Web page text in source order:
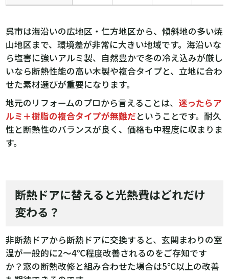
呉市は海沿いの広地区・仁方地区から、傾斜地の多い焼
山地区まで、環境差が非常に大きい地域です。海沿いな
ら塩害に強いアルミ製、自然豊かで冬の冷え込みが厳し
いなら断熱性能の高い木製や複合タイプと、立地に合わ
せた素材選びが重要になります。
地元のリフォームのプロから言えることは、迷ったらア
ルミ＋樹脂の複合タイプが無難だということです。耐久
性と断熱性のバランスが良く、価格も中程度に収まりま
す。
断熱ドアに替えると光熱費はどれだけ
変わる？
非断熱ドアから断熱ドアに交換すると、玄関まわりの室
温が一般的に2〜4℃程度改善されるのをご存知です
か？窓の断熱改修と組み合わせた場合は5℃以上の改善